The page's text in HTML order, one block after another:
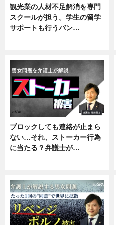
観光業の人材不足解消を専門
スクールが担う。学生の留学
サポートも行うバン…
ブロックしても連絡が止まら
ない…それ、ストーカー行為
に当たる？弁護士が…